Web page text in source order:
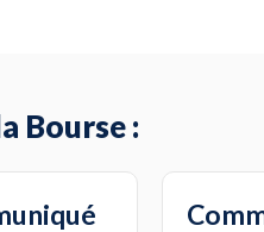
Bourse :